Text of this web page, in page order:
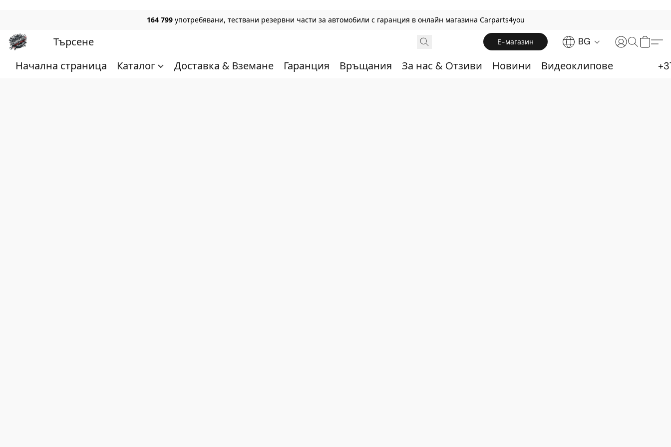
164 799 употребявани, тествани резервни части за автомобили с гаранция в онлайн магазина Carparts4you
Е-магазин BG
Начална страница Каталог Доставка & Bземане Гаранция Връщания За нас & Oтзиви Новини Видеоклипове